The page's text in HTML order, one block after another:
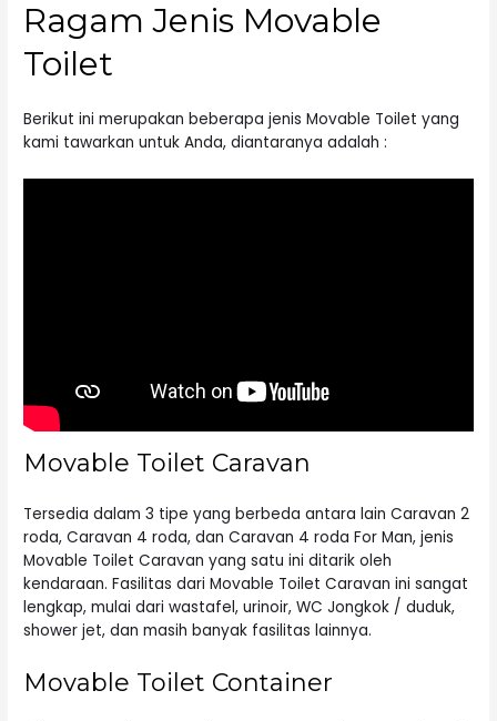
Ragam Jenis Movable
Toilet
Berikut ini merupakan beberapa jenis Movable Toilet yang
kami tawarkan untuk Anda, diantaranya adalah :
Movable Toilet Caravan
Tersedia dalam 3 tipe yang berbeda antara lain Caravan 2
roda, Caravan 4 roda, dan Caravan 4 roda For Man, jenis
Movable Toilet Caravan yang satu ini ditarik oleh
kendaraan. Fasilitas dari Movable Toilet Caravan ini sangat
lengkap, mulai dari wastafel, urinoir, WC Jongkok / duduk,
shower jet, dan masih banyak fasilitas lainnya.
Movable Toilet Container